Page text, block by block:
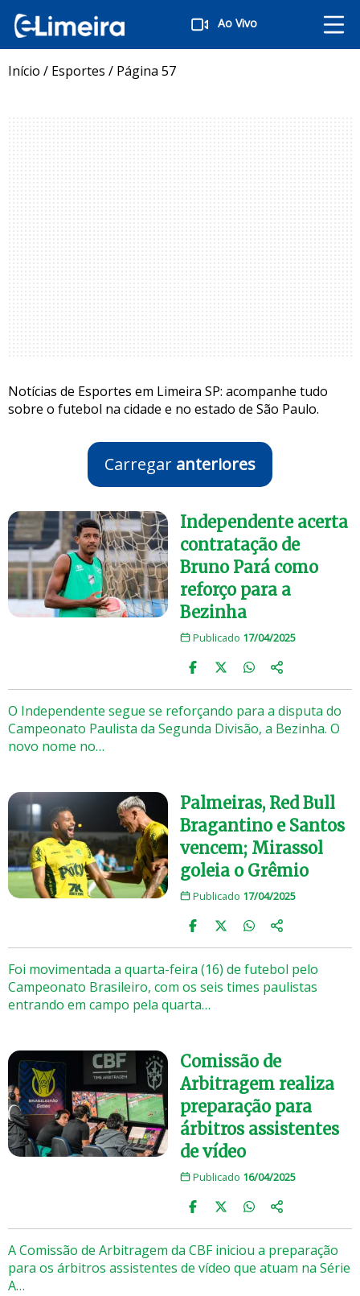
Ao Vivo
Início / Esportes / Página 57
Notícias de Esportes em Limeira SP: acompanhe tudo
sobre o futebol na cidade e no estado de São Paulo.
Carregar anteriores
Independente acerta
contratação de
Bruno Pará como
reforço para a
Bezinha
Publicado 17/04/2025
O Independente segue se reforçando para a disputa do
Campeonato Paulista da Segunda Divisão, a Bezinha. O
novo nome no…
Palmeiras, Red Bull
Bragantino e Santos
vencem; Mirassol
goleia o Grêmio
Publicado 17/04/2025
Foi movimentada a quarta-feira (16) de futebol pelo
Campeonato Brasileiro, com os seis times paulistas
entrando em campo pela quarta…
Comissão de
Arbitragem realiza
preparação para
árbitros assistentes
de vídeo
Publicado 16/04/2025
A Comissão de Arbitragem da CBF iniciou a preparação
para os árbitros assistentes de vídeo que atuam na Série
A…